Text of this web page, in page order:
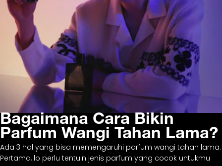
Bagaimana Cara Bikin
Parfum Wangi Tahan Lama?
Ada 3 hal yang bisa memengaruhi parfum wangi tahan lama.
Pertama, lo perlu tentuin jenis parfum yang cocok untukmu